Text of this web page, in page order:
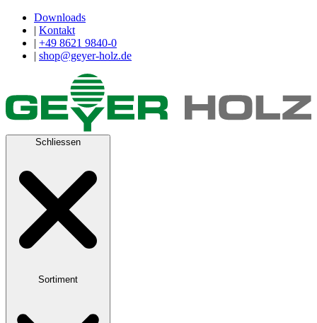
Downloads
| Kontakt
| +49 8621 9840-0
| shop@geyer-holz.de
Schliessen
Sortiment